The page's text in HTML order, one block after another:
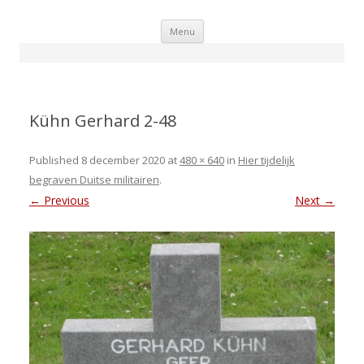
Menu Skip
Kühn Gerhard 2-48
Published 8 december 2020 at480 × 640 in Hier tijdelijk
begraven Duitse militairen.
← Previous Next →